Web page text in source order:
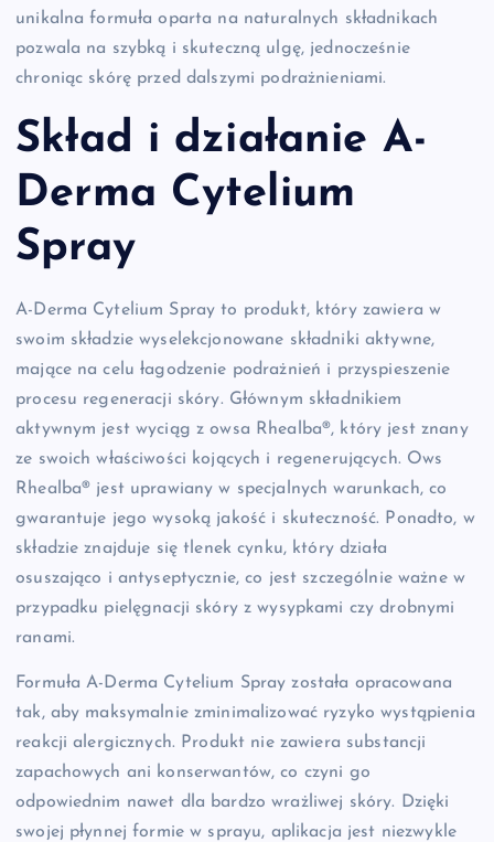
unikalna formuła oparta na naturalnych składnikach
pozwala na szybką i skuteczną ulgę, jednocześnie
chroniąc skórę przed dalszymi podrażnieniami.
Skład i działanie A-
Derma Cytelium
Spray
A-Derma Cytelium Spray to produkt, który zawiera w
swoim składzie wyselekcjonowane składniki aktywne,
mające na celu łagodzenie podrażnień i przyspieszenie
procesu regeneracji skóry. Głównym składnikiem
aktywnym jest wyciąg z owsa Rhealba®, który jest znany
ze swoich właściwości kojących i regenerujących. Ows
Rhealba® jest uprawiany w specjalnych warunkach, co
gwarantuje jego wysoką jakość i skuteczność. Ponadto, w
składzie znajduje się tlenek cynku, który działa
osuszająco i antyseptycznie, co jest szczególnie ważne w
przypadku pielęgnacji skóry z wysypkami czy drobnymi
ranami.
Formuła A-Derma Cytelium Spray została opracowana
tak, aby maksymalnie zminimalizować ryzyko wystąpienia
reakcji alergicznych. Produkt nie zawiera substancji
zapachowych ani konserwantów, co czyni go
odpowiednim nawet dla bardzo wrażliwej skóry. Dzięki
swojej płynnej formie w sprayu, aplikacja jest niezwykle